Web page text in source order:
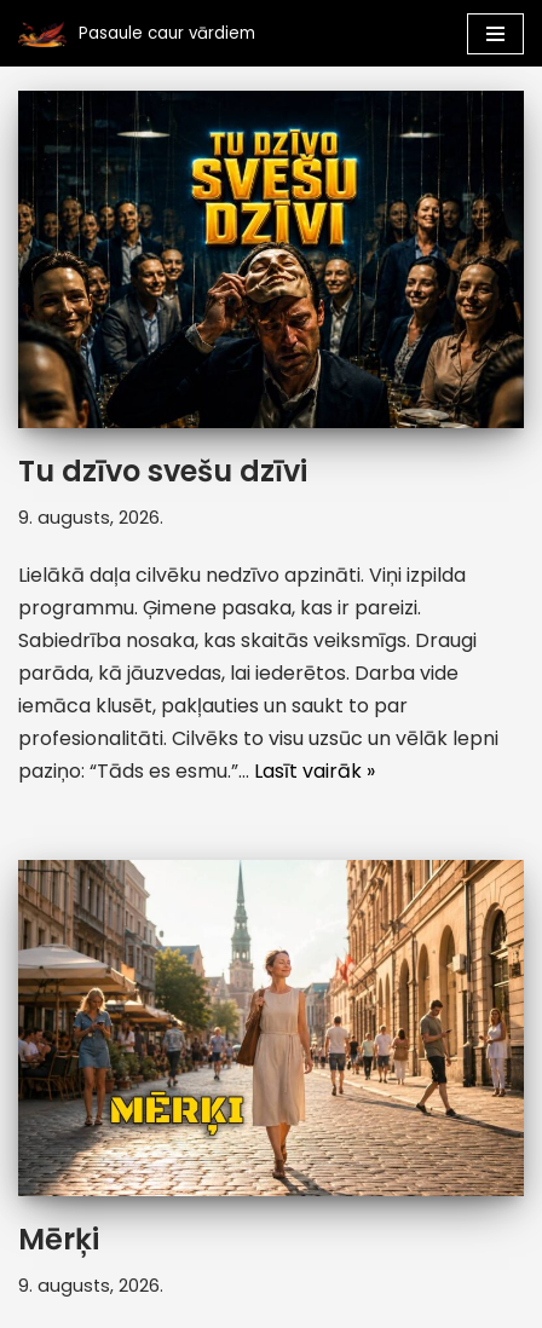
Skip
to
content
Pasaule caur vārdiem
Tu dzīvo svešu dzīvi
9. augusts, 2026.
Lielākā daļa cilvēku nedzīvo apzināti. Viņi izpilda
programmu. Ģimene pasaka, kas ir pareizi.
Sabiedrība nosaka, kas skaitās veiksmīgs. Draugi
parāda, kā jāuzvedas, lai iederētos. Darba vide
iemāca klusēt, pakļauties un saukt to par
profesionalitāti. Cilvēks to visu uzsūc un vēlāk lepni
paziņo: “Tāds es esmu.”… Lasīt vairāk »
Mērķi
9. augusts, 2026.